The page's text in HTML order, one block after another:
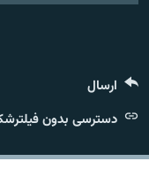
ارسال
دسترسی بدون